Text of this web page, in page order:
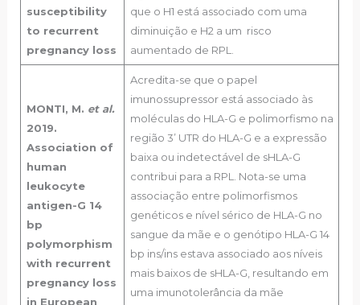
susceptibility
to recurrent
pregnancy loss
que o H1 está associado com uma
diminuição e H2 a um risco
aumentado de RPL.
MONTI, M. et al.
2019.
Association of
human
leukocyte
antigen-G 14
bp
polymorphism
with recurrent
pregnancy loss
in European
Acredita-se que o papel
imunossupressor está associado às
moléculas do HLA-G e polimorfismo na
região 3’ UTR do HLA-G e a expressão
baixa ou indetectável de sHLA-G
contribui para a RPL. Nota-se uma
associação entre polimorfismos
genéticos e nível sérico de HLA-G no
sangue da mãe e o genótipo HLA-G 14
bp ins/ins estava associado aos níveis
mais baixos de sHLA-G, resultando em
uma imunotolerância da mãe